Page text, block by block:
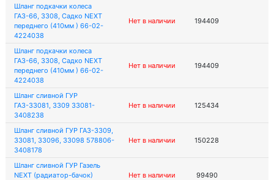
Шланг подкачки колеса
ГАЗ-66, 3308, Садко NEXT
переднего (410мм ) 66-02-
4224038
Нет в наличии 194409
Шланг подкачки колеса
ГАЗ-66, 3308, Садко NEXT
переднего (410мм ) 66-02-
4224038
Нет в наличии 194409
Шланг сливной ГУР
ГАЗ-33081, 3309 33081-
3408238
Нет в наличии 125434
Шланг сливной ГУР ГАЗ-3309,
33081, 33096, 33098 578806-
3408178
Нет в наличии 150228
Шланг сливной ГУР Газель
NEXT (радиатор-бачок)
Нет в наличии 99490